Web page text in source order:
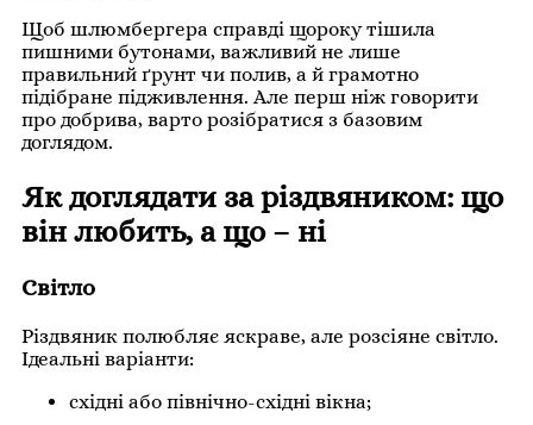
Щоб шлюмбергера справді щороку тішила
пишними бутонами, важливий не лише
правильний ґрунт чи полив, а й грамотно
підібране підживлення. Але перш ніж говорити
про добрива, варто розібратися з базовим
доглядом.
Як доглядати за різдвяником: що
він любить, а що – ні
Світло
Різдвяник полюбляє яскраве, але розсіяне світло.
Ідеальні варіанти:
східні або північно-східні вікна;